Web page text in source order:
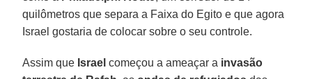
quilômetros que separa a Faixa do Egito e que agora
Israel gostaria de colocar sobre o seu controle.
Assim que Israel começou a ameaçar a invasão